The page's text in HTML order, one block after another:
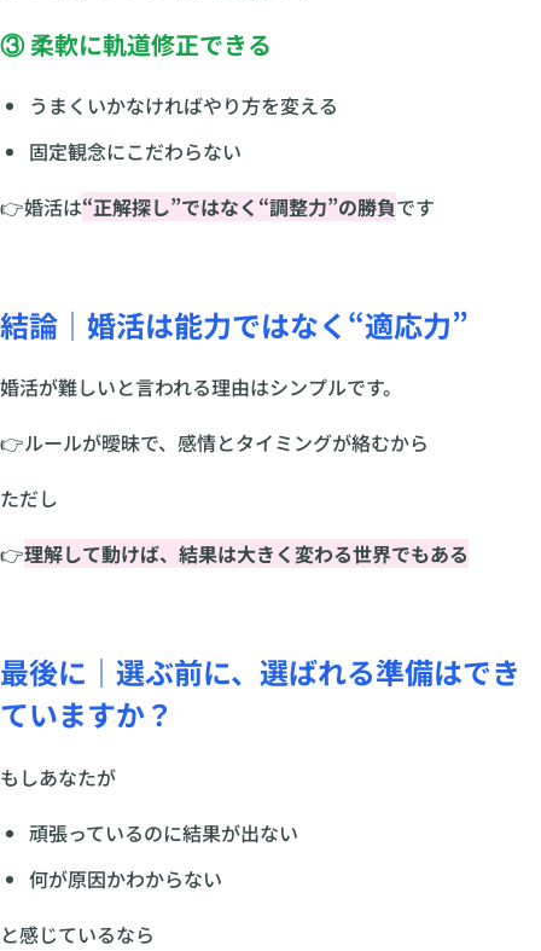
③ 柔軟に軌道修正できる
うまくいかなければやり方を変える
固定観念にこだわらない
👉婚活は“正解探し”ではなく“調整力”の勝負です
結論｜婚活は能力ではなく“適応力”
婚活が難しいと言われる理由はシンプルです。
👉ルールが曖昧で、感情とタイミングが絡むから
ただし
👉理解して動けば、結果は大きく変わる世界でもある
最後に｜選ぶ前に、選ばれる準備はでき
ていますか？
もしあなたが
頑張っているのに結果が出ない
何が原因かわからない
と感じているなら